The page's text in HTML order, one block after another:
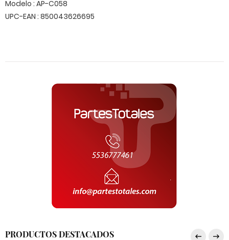
Modelo : AP-C058
UPC-EAN : 850043626695
PRODUCTOS DESTACADOS